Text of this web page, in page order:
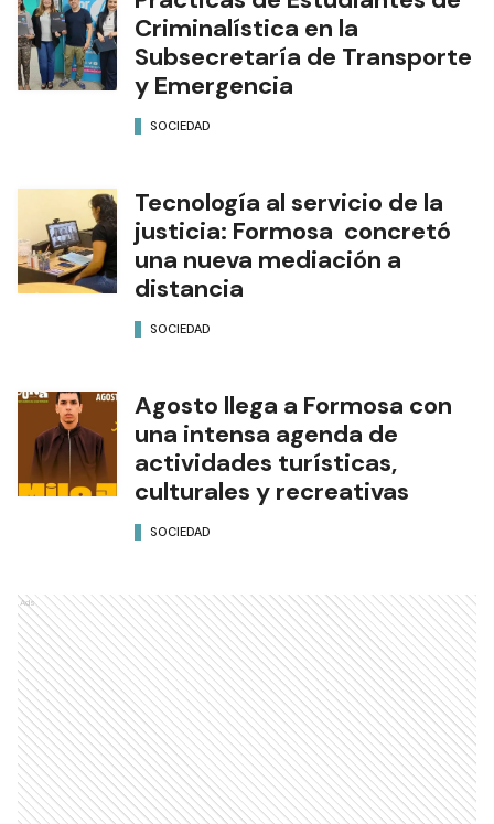
Criminalística en la
Subsecretaría de Transporte
y Emergencia
SOCIEDAD
Tecnología al servicio de la
justicia: Formosa concretó
una nueva mediación a
distancia
SOCIEDAD
Agosto llega a Formosa con
una intensa agenda de
actividades turísticas,
culturales y recreativas
SOCIEDAD
Ads